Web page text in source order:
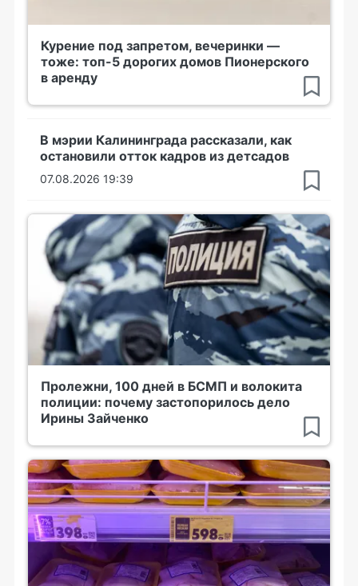
Курение под запретом, вечеринки —
тоже: топ-5 дорогих домов Пионерского
в аренду
В мэрии Калининграда рассказали, как
остановили отток кадров из детсадов
07.08.2026 19:39
Пролежни, 100 дней в БСМП и волокита
полиции: почему застопорилось дело
Ирины Зайченко